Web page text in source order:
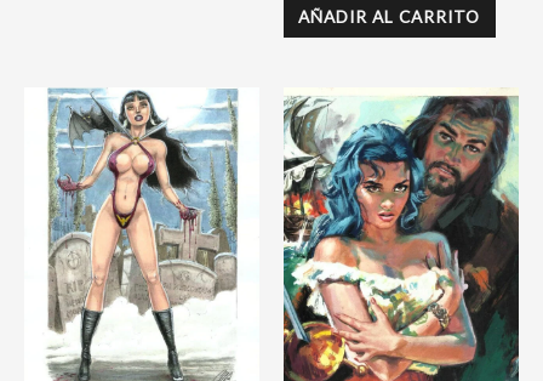
AÑADIR AL CARRITO